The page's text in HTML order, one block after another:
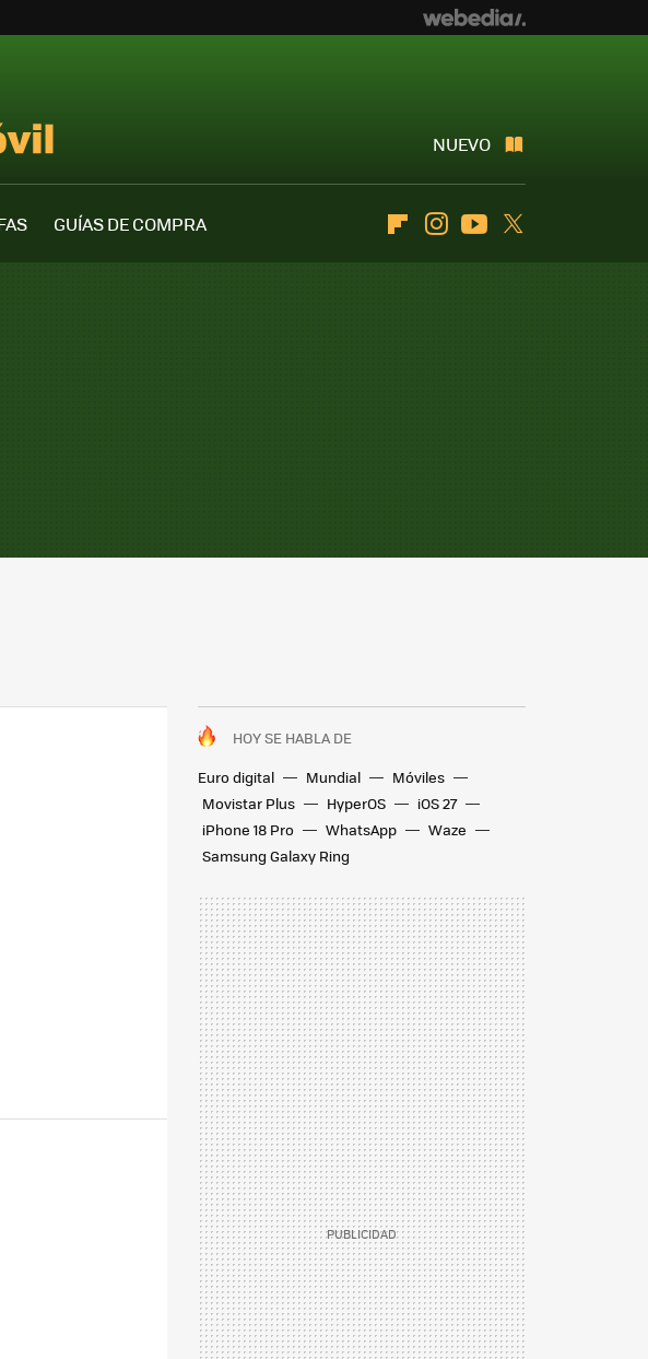
NUEVO
GUÍAS DE COMPRA
FlipboardInstagramYoutube
HOY SE HABLA DE
Euro digital
Mundial
Móviles
Movistar Plus
HyperOS
iOS 27
iPhone 18 Pro
WhatsApp
Waze
Samsung Galaxy Ring